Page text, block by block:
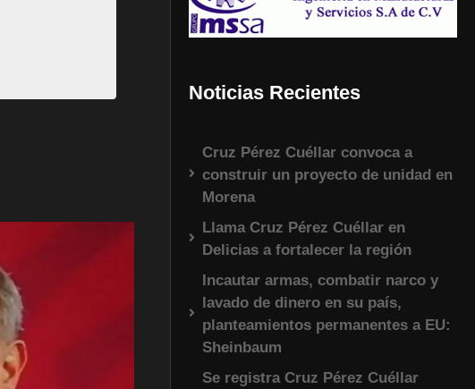
Noticias Recientes
Cruz Pérez Cuéllar convoca a
construir un proyecto de unidad en
Morena
Llama Cruz Pérez Cuéllar en
Delicias a fortalecer la región
Incautar armas, combatir narco y
lavado de dinero en su país,
planteamientos permanentes a EU:
Sheinbaum
Se registra Cruz Pérez Cuéllar